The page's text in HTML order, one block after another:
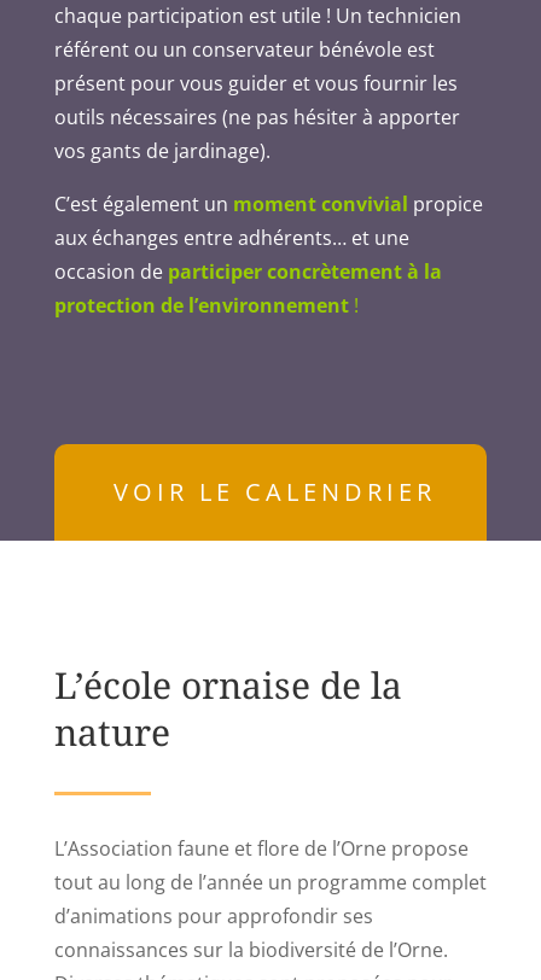
chaque participation est utile ! Un technicien
référent ou un conservateur bénévole est
présent pour vous guider et vous fournir les
outils nécessaires (ne pas hésiter à apporter
vos gants de jardinage).
C’est également un moment convivial propice
aux échanges entre adhérents… et une
occasion de participer concrètement à la
protection de l’environnement!
VOIR LE CALENDRIER
L’école ornaise de la
nature
L’Association faune et flore de l’Orne propose
tout au long de l’année un programme complet
d’animations pour approfondir ses
connaissances sur la biodiversité de l’Orne.